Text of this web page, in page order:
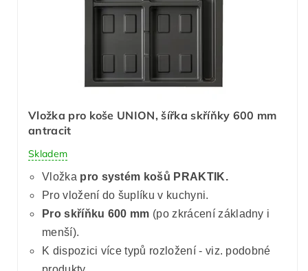
Vložka pro koše UNION, šířka skříňky 600 mm
antracit
Skladem
Vložka pro systém košů PRAKTIK.
Pro vložení do šuplíku v kuchyni.
Pro skříňku 600 mm (po zkrácení základny i
menší).
K dispozici více typů rozložení - viz. podobné